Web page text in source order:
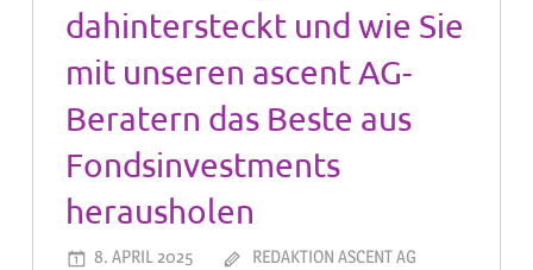
dahintersteckt und wie Sie
mit unseren ascent AG-
Beratern das Beste aus
Fondsinvestments
herausholen
8. APRIL 2025 REDAKTION ASCENT AG